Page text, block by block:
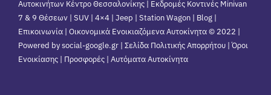
Αυτοκινήτων Κέντρο Θεσσαλονίκης | Εκδρομές Κοντινές Minivan
7 & 9 Θέσεων | SUV | 4×4 | Jeep | Station Wagon | Blog |
Επικοινωνία | Οικονομικά Ενοικιαζόμενα Αυτοκίνητα © 2022 |
Powered by social-google.gr | Σελίδα Πολιτικής Απορρήτου | Όροι
Ενοικίασης | Προσφορές | Αυτόματα Αυτοκίνητα